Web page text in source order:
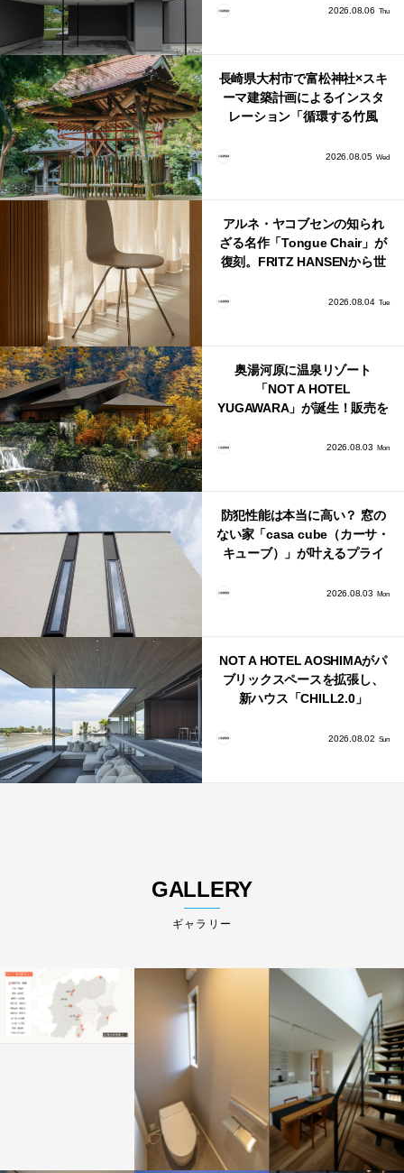
2026.08.06 Thu
長崎県大村市で富松神社×スキ
ーマ建築計画によるインスタ
レーション「循環する竹風
2026.08.05 Wed
アルネ・ヤコブセンの知られ
ざる名作「Tongue Chair」が
復刻。FRITZ HANSENから世
2026.08.04 Tue
奥湯河原に温泉リゾート
「NOT A HOTEL
YUGAWARA」が誕生！販売を
2026.08.03 Mon
防犯性能は本当に高い？ 窓の
ない家「casa cube（カーサ・
キューブ）」が叶えるプライ
2026.08.03 Mon
NOT A HOTEL AOSHIMAがパ
ブリックスペースを拡張し、
新ハウス「CHILL2.0」
2026.08.02 Sun
GALLERY
ギャラリー